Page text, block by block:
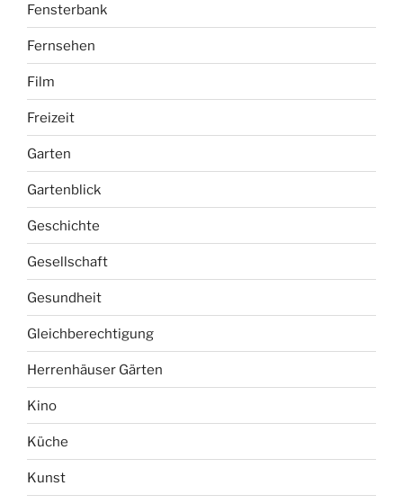
Fensterbank
Fernsehen
Film
Freizeit
Garten
Gartenblick
Geschichte
Gesellschaft
Gesundheit
Gleichberechtigung
Herrenhäuser Gärten
Kino
Küche
Kunst